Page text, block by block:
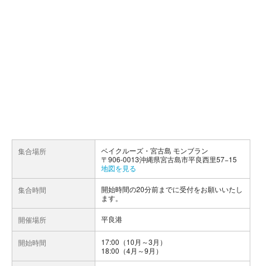
集合場所
ベイクルーズ・宮古島 モンブラン
〒906-0013沖縄県宮古島市平良西里57−15
地図を見る
集合時間
開始時間の20分前までに受付をお願いいたし
ます。
開催場所 平良港
開始時間
17:00（10月～3月）
18:00（4月～9月）